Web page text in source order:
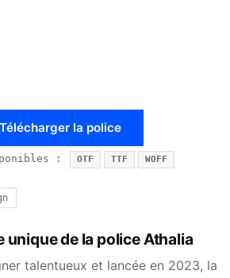
la police
: OTF TTF WOFF
unique de la police Athalia
talentueux et lancée en 2023, la